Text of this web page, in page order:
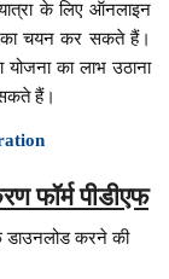
के लिए ऑनलाइन
चयन कर सकते हैं।
योजना का लाभ उठाना
हैं।
फॉर्म पीडीएफ
डाउनलोड करने की